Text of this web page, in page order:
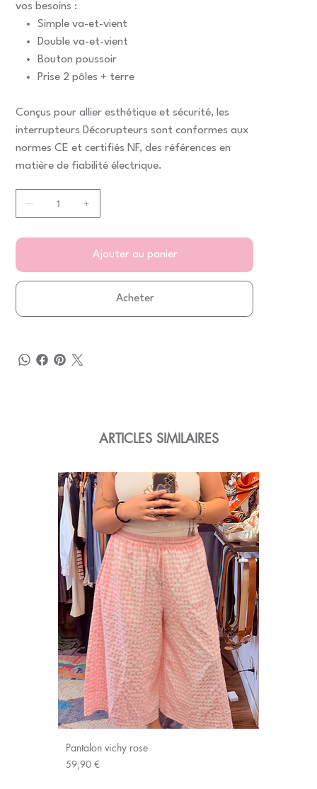
vos besoins :
Simple va-et-vient
Double va-et-vient
Bouton poussoir
Prise 2 pôles + terre
Conçus pour allier esthétique et sécurité, les
interrupteurs Décorupteurs sont conformes aux
normes CE et certifiés NF, des références en
matière de fiabilité électrique.
Ajouter au panier
Acheter
ARTICLES SIMILAIRES
Pantalon vichy rose
Prix
59,90 €